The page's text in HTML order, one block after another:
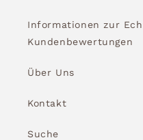
Informationen zur
Kundenbewertungen
Über Uns
Kontakt
Suche